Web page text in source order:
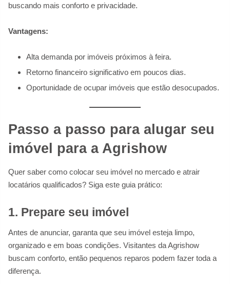
buscando mais conforto e privacidade.
Vantagens:
Alta demanda por imóveis próximos à feira.
Retorno financeiro significativo em poucos dias.
Oportunidade de ocupar imóveis que estão desocupados.
Passo a passo para alugar seu
imóvel para a Agrishow
Quer saber como colocar seu imóvel no mercado e atrair
locatários qualificados? Siga este guia prático:
1. Prepare seu imóvel
Antes de anunciar, garanta que seu imóvel esteja limpo,
organizado e em boas condições. Visitantes da Agrishow
buscam conforto, então pequenos reparos podem fazer toda a
diferença.